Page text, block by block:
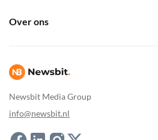
Newsbit Media Group
info@newsbit.nl
Over ons